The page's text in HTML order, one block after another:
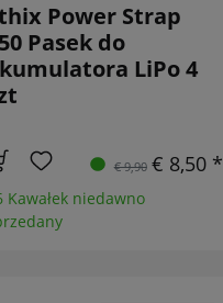
Power Strap
Pasek do
LiPo 4
€ 9,90 € 8,50 *
Kawałek niedawno